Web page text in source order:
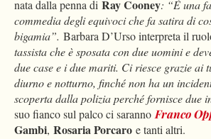
nata dalla penna di Ray Cooney: “È una
commedia degli equivoci che fa satira di
bigamia”. Barbara D’Urso interpreta il
tassista che è sposata con due uomini e
due case e i due mariti. Ci riesce grazie ai
diurno e notturno, finché non ha un
scoperta dalla polizia perché fornisce due
suo fianco sul palco ci sarannoFranco
Gambi, Rosaria Porcaro e tanti altri.